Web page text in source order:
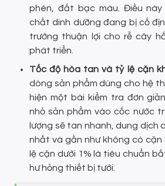
phèn, đất bạc màu. Điều
chất dinh dưỡng đang bị cố
trường thuận lợi cho rễ cây
phát triển.
Tốc độ hòa tan và tỷ lệ cặn
dòng sản phẩm dùng cho hệ
hiện một bài kiểm tra đơn
nhỏ sản phẩm vào cốc nước
lượng sẽ tan nhanh, dung dịch
nhất và gần như không có cặn
lệ cặn dưới 1% là tiêu chuẩn
hư hỏng thiết bị tưới.